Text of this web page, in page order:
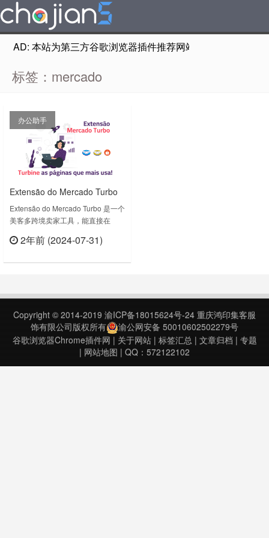
AD: 本站为第三方谷歌浏览器插件推荐网站，非Google
标签：mercado
办公助手
Extensão do Mercado Turbo
直接在 Shopee 和 Mercado
Livre 网站上查看成本、税收和
贡献利润信息
Extensão do Mercado Turbo 是一个
美客多跨境卖家工具，能直接在
和贡献利润信息；Extensão do
2年前 (2024-07-31)
Copyright © 2014-2019 渝ICP备18015624号-24 重庆鸿印集客服
饰有限公司版权所有
渝公网安备 50010602502279号
谷歌浏览器Chrome插件网 | 关于网站| 标签汇总| 文章归档 | 专题
| 网站地图 | QQ：572122102